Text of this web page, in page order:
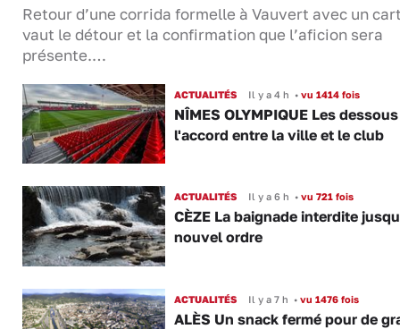
Retour d’une corrida formelle à Vauvert avec un
vaut le détour et la confirmation que l’aficion sera
présente.…
ACTUALITÉS Il y a 4 h •vu 1414 fois
NÎMES OLYMPIQUE Les
l'accord entre la ville et le club
ACTUALITÉS Il y a 6 h •vu 721 fois
CÈZE La baignade interdite
nouvel ordre
ACTUALITÉS Il y a 7 h •vu 1476 fois
ALÈS Un snack fermé pour de